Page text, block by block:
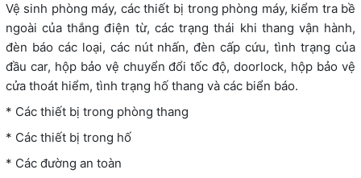
Vệ sinh phòng máy, các thiết bị trong phòng máy, kiểm tra bề
ngoài của thắng điện từ, các trạng thái khi thang vận hành,
đèn báo các loại, các nút nhấn, đèn cấp cứu, tình trạng của
đầu car, hộp bảo vệ chuyển đổi tốc độ, doorlock, hộp bảo vệ
cửa thoát hiểm, tình trạng hố thang và các biển báo.
* Các thiết bị trong phòng thang
* Các thiết bị trong hố
* Các đường an toàn